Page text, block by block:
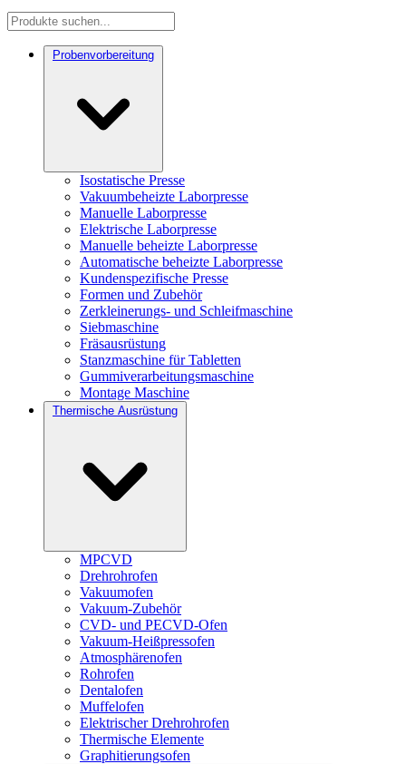
Probenvorbereitung
Isostatische Presse
Vakuumbeheizte Laborpresse
Manuelle Laborpresse
Elektrische Laborpresse
Manuelle beheizte Laborpresse
Automatische beheizte Laborpresse
Kundenspezifische Presse
Formen und Zubehör
Zerkleinerungs- und Schleifmaschine
Siebmaschine
Fräsausrüstung
Stanzmaschine für Tabletten
Gummiverarbeitungsmaschine
Montage Maschine
Thermische Ausrüstung
MPCVD
Drehrohrofen
Vakuumofen
Vakuum-Zubehör
CVD- und PECVD-Ofen
Vakuum-Heißpressofen
Atmosphärenofen
Rohrofen
Dentalofen
Muffelofen
Elektrischer Drehrohrofen
Thermische Elemente
Graphitierungsofen